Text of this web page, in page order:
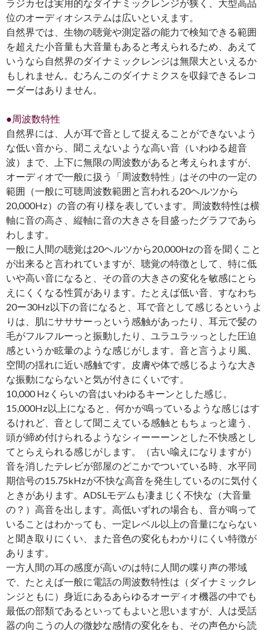
ラジカセは実用的なダイナミックレンジが狭く、大型高品
位のオーディオシステムは広いといえます。
自然界では、生物の聴覚や測定器の能力で検知できる範囲
を超えた小音量も大音量もあると考えられるため、あえて
いうなら自然界のダイナミックレンジは無限大といえるか
もしれません。むろんこのダイナミクスを収録できるレコ
ーダーはありません。
●周波数特性
自然界には、人が耳で音として捉えることができないよう
な低い音から、聞こえないような高い音（いわゆる超音
波）まで、上下に無限の周波数があると考えられますが、
オーディオで一般に扱う「周波数特性」はその中の一定の
範囲（一般に可聴周波数範囲と言われる20ヘルツから
20,000Hz）の音の有り様を表しています。周波数特性は横
軸に音の高さ、縦軸に音の大きさを目盛ったグラフであら
わします。
一般に人間の聴覚は20ヘルツから20,000Hzの音を聞くこと
が出来ると言われていますが、聴覚の特徴として、特に低
いや高い音になると、その音の大きさの変化を敏感にとら
えにくくなる性質があります。たとえば低い音、すなわち
20ー30Hz以下の音になると、耳で音として感じるというよ
りは、肌にサササーっという感触があったり、耳元で髪の
毛がフルフルーっと振動したり、ユラユラッっとした圧迫
感というか眩暈のような感じがします。音と言うより風、
空間の揺れに近い感触です。皮膚や体で感じるような大き
な振動にならないと気が付きにくいです。
10,000 Hzくらいの音はいわゆるキーンとした感じ。
15,000Hz以上になると、何かが鳴っているような感じはす
るけれど、音として聞こえている感触ともちょっと違う、
頭が締め付けられるようなシィーーーンとした不快感とし
てとらえられる感じがします。（古い喩えになりますが）
音を消したテレビが部屋のどこかでついている時、水平同
期信号の15.75kHzが不快な高音を発生しているのに気付く
ときがあります。ADSLモデムも凄まじく不快な（大音量
の？）高音を出します。高低いずれの場合も、音が鳴って
いることはわかっても、一定レベル以上の音量にならない
と聞き取りにくい、また音色の変化もわかりにくい特徴が
あります。
一方人間の耳の感度が高いのは特に人間の喋り声の帯域
で、たとえば一般に電話の周波数特性は（ダイナミックレ
ンジともに）身近にあるあらゆるオーディオ機器の中でも
最低の部類であるといってもよいと思いますが、人は受話
器の向こうの人の微妙な感情の変化をも、その声色から読